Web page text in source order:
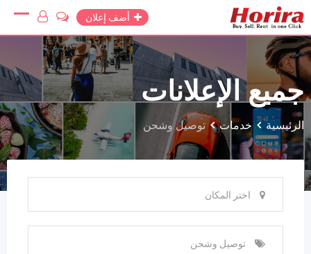
Skip
content
أضف إعلان
جميع الإعلانات
الرئيسية خدمات توصيل وشحن
اختر المكان
توصيل وشحن